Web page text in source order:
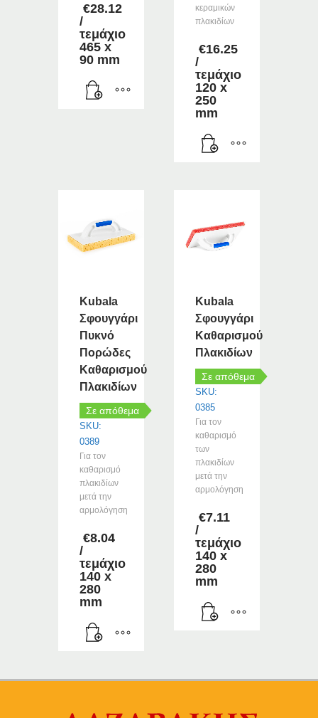
€28.12
/
τεμάχιο
465 x
90 mm
κεραμικών
πλακιδίων
€16.25
/
τεμάχιο
120 x
250
mm
Kubala
Σφουγγάρι
Πυκνό
Πορώδες
Καθαρισμού
Πλακιδίων
Σε απόθεμα
SKU:
0389
Για τον
καθαρισμό
πλακιδίων
μετά την
αρμολόγηση
€8.04
/
τεμάχιο
140 x
280
mm
Kubala
Σφουγγάρι
Καθαρισμού
Πλακιδίων
Σε απόθεμα
SKU:
0385
Για τον
καθαρισμό
των
πλακιδίων
μετά την
αρμολόγηση
€7.11
/
τεμάχιο
140 x
280
mm